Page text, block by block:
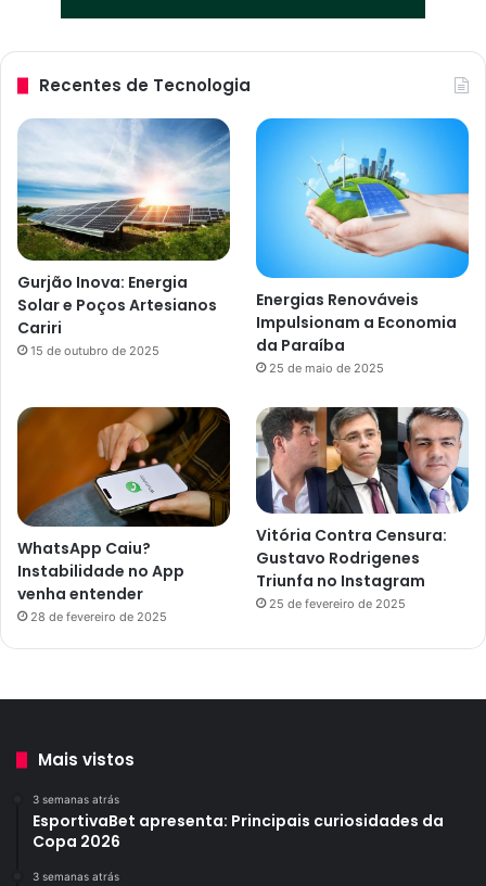
Recentes de Tecnologia
Gurjão Inova: Energia
Solar e Poços Artesianos
Cariri
15 de outubro de 2025
Energias Renováveis
Impulsionam a Economia
da Paraíba
25 de maio de 2025
WhatsApp Caiu?
Instabilidade no App
venha entender
28 de fevereiro de 2025
Vitória Contra Censura:
Gustavo Rodrigenes
Triunfa no Instagram
25 de fevereiro de 2025
Mais vistos
3 semanas atrás
EsportivaBet apresenta: Principais curiosidades da
Copa 2026
3 semanas atrás